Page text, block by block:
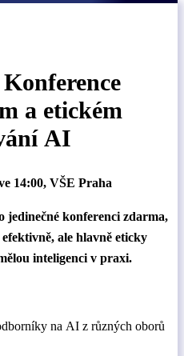
a etickém
AI
14:00, VŠE Praha
jedinečné konferenci zdarma,
ale hlavně eticky
inteligenci v praxi.
na AI z různých oborů